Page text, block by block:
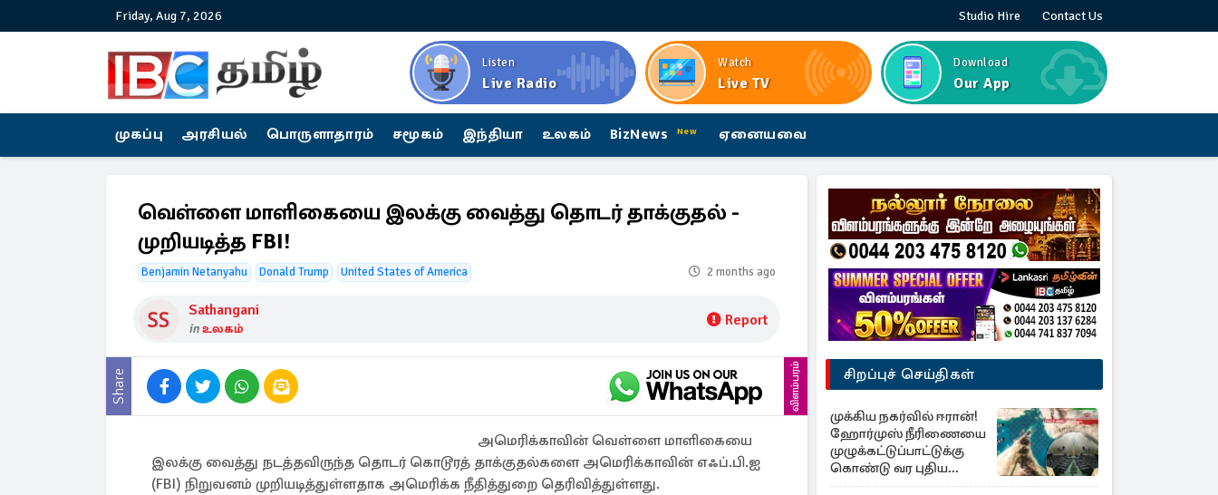
Friday, Aug 7, 2026 Studio Hire Contact Us
Listen
Live Radio
Watch
Live TV
Download
Our App
முகப்பு அரசியல் பொருளாதாரம் சமூகம் இந்தியா உலகம் BizNews New ஏனையவை
வெள்ளை மாளிகையை இலக்கு வைத்து தொடர் தாக்குதல் -
முறியடித்த FBI!
Benjamin Netanyahu Donald Trump United States of America 2 months ago
Sathangani
inஉலகம் Report
Share விளம்பரம்
அமெரிக்காவின் வெள்ளை மாளிகையை
இலக்கு வைத்து நடத்தவிருந்த தொடர் கொடூரத் தாக்குதல்களை அமெரிக்காவின் எஃப்.பி.ஐ
(FBI) நிறுவனம் முறியடித்துள்ளதாக அமெரிக்க நீதித்துறை தெரிவித்துள்ளது.
சிறப்புச் செய்திகள்
முக்கிய நகர்வில் ஈரான்!
ஹோர்முஸ் நீரிணையை
முழுக்கட்டுப்பாட்டுக்கு
கொண்டு வர புதிய
சட்டமூலம்